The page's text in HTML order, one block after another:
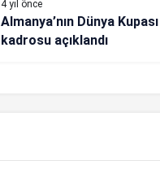
4 yıl önce
Almanya’nın Dünya Kupası
kadrosu açıklandı